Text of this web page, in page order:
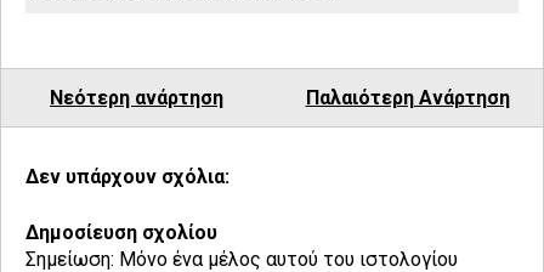
Νεότερη ανάρτηση Παλαιότερη Ανάρτηση
Δεν υπάρχουν σχόλια:
Δημοσίευση σχολίου
Σημείωση: Μόνο ένα μέλος αυτού του ιστολογίου